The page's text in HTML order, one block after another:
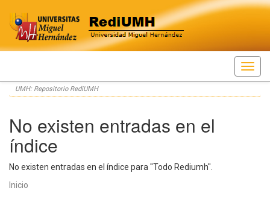
Skip
navigation
UMH: Repositorio RediUMH
No existen entradas en el
índice
No existen entradas en el índice para "Todo Rediumh".
Inicio